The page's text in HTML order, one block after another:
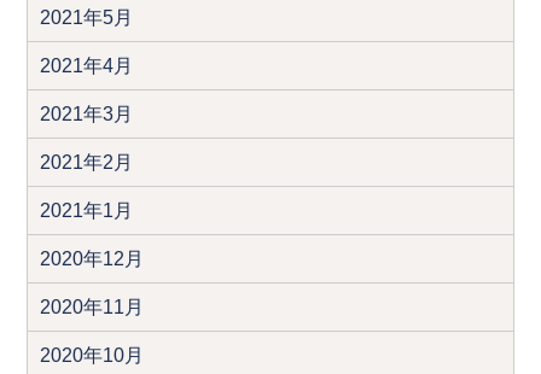
2021年5月
2021年4月
2021年3月
2021年2月
2021年1月
2020年12月
2020年11月
2020年10月